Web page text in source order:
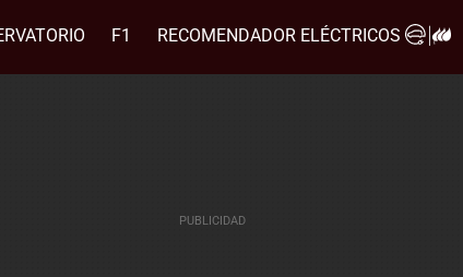
F1
RECOMENDADOR ELÉCTRICOS